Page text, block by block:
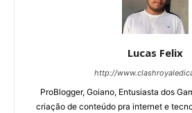
Lucas Felix
http://
ProBlogger, Goiano, Entusiasta dos
criação de conteúdo pra internet e